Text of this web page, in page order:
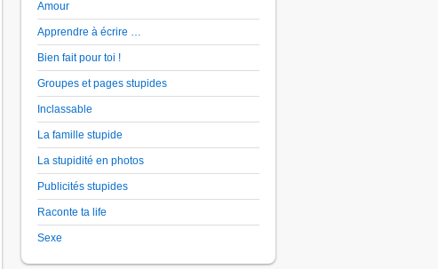
Amour
Apprendre à écrire …
Bien fait pour toi !
Groupes et pages stupides
Inclassable
La famille stupide
La stupidité en photos
Publicités stupides
Raconte ta life
Sexe